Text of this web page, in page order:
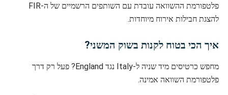
פלטפורמת ההשוואה עובדת עם השותפים הרשמיים של ה-FIR
להצגת חבילות אירוח מיוחדות.
איך הכי בטוח לקנות בשוק המשני?
מחפש כרטיסים מיד שניה ל-Italy נגד England? פעל רק דרך
פלטפורמת השוואה אמינה.